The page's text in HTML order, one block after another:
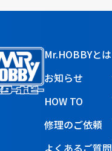
Mr.HOBBYとは
お知らせ
HOW TO
修理のご依頼
よくあるご質問